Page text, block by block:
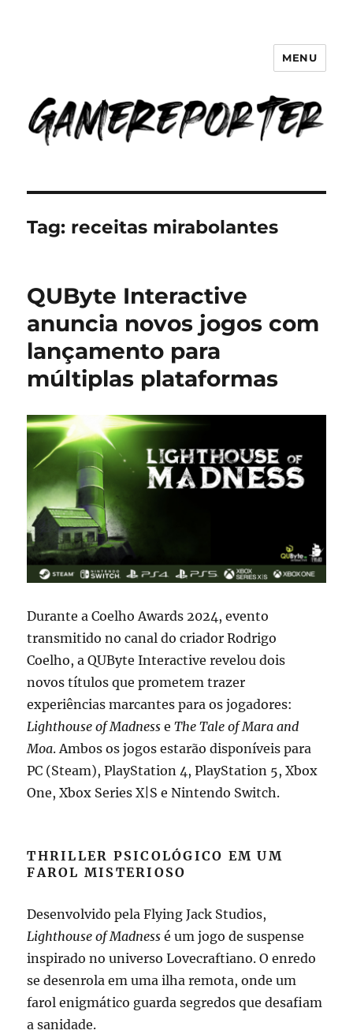
GameReporter | Cultura Gamer
MENU
Tag: receitas mirabolantes
QUByte Interactive
anuncia novos jogos com
lançamento para
múltiplas plataformas
Durante a Coelho Awards 2024, evento
transmitido no canal do criador Rodrigo
Coelho, a QUByte Interactive revelou dois
novos títulos que prometem trazer
experiências marcantes para os jogadores:
Lighthouse of Madness eThe Tale of Mara and
Moa. Ambos os jogos estarão disponíveis para
PC (Steam), PlayStation 4, PlayStation 5, Xbox
One, Xbox Series X|S e Nintendo Switch.
THRILLER PSICOLÓGICO EM UM
FAROL MISTERIOSO
Desenvolvido pela Flying Jack Studios,
Lighthouse of Madness é um jogo de suspense
inspirado no universo Lovecraftiano. O enredo
se desenrola em uma ilha remota, onde um
farol enigmático guarda segredos que desafiam
a sanidade.